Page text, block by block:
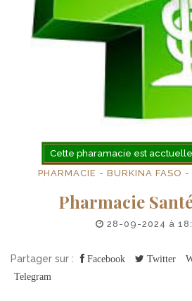
Cette pharamacie est
PHARMACIE - BURKINA FASO
Pharmacie
28-09-2024 à
Partager sur : Facebook Twitter
Telegram